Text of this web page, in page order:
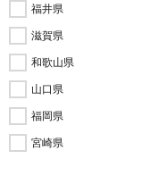
福井県
滋賀県
和歌山県
山口県
福岡県
宮崎県